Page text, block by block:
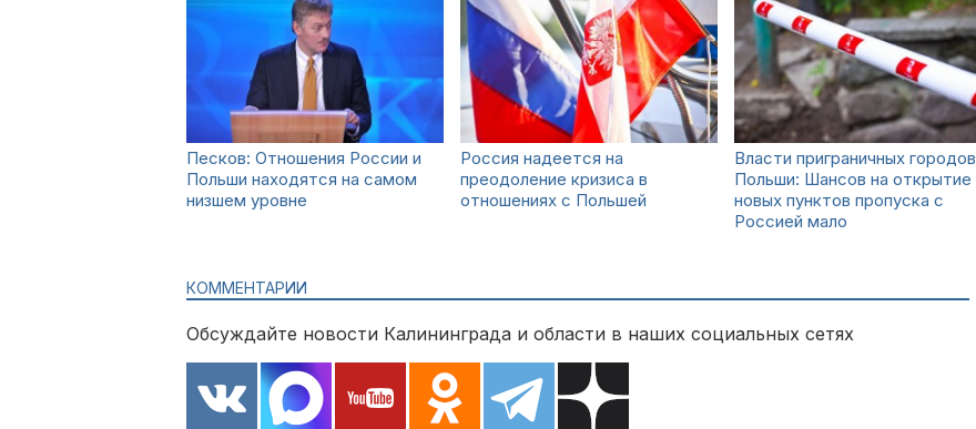
Песков: Отношения России и
Польши находятся на самом
низшем уровне
Россия надеется на
преодоление кризиса в
отношениях с Польшей
Власти приграничных городов
Польши: Шансов на открытие
новых пунктов пропуска с
Россией мало
КОММЕНТАРИИ
Обсуждайте новости Калининграда и области в наших социальных сетях